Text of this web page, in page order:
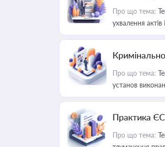
Про що тема:
ухвалення
Про що тема:
установ
Практика
Про що тема: